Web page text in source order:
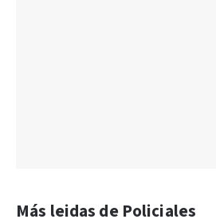
Más leidas de Policiales